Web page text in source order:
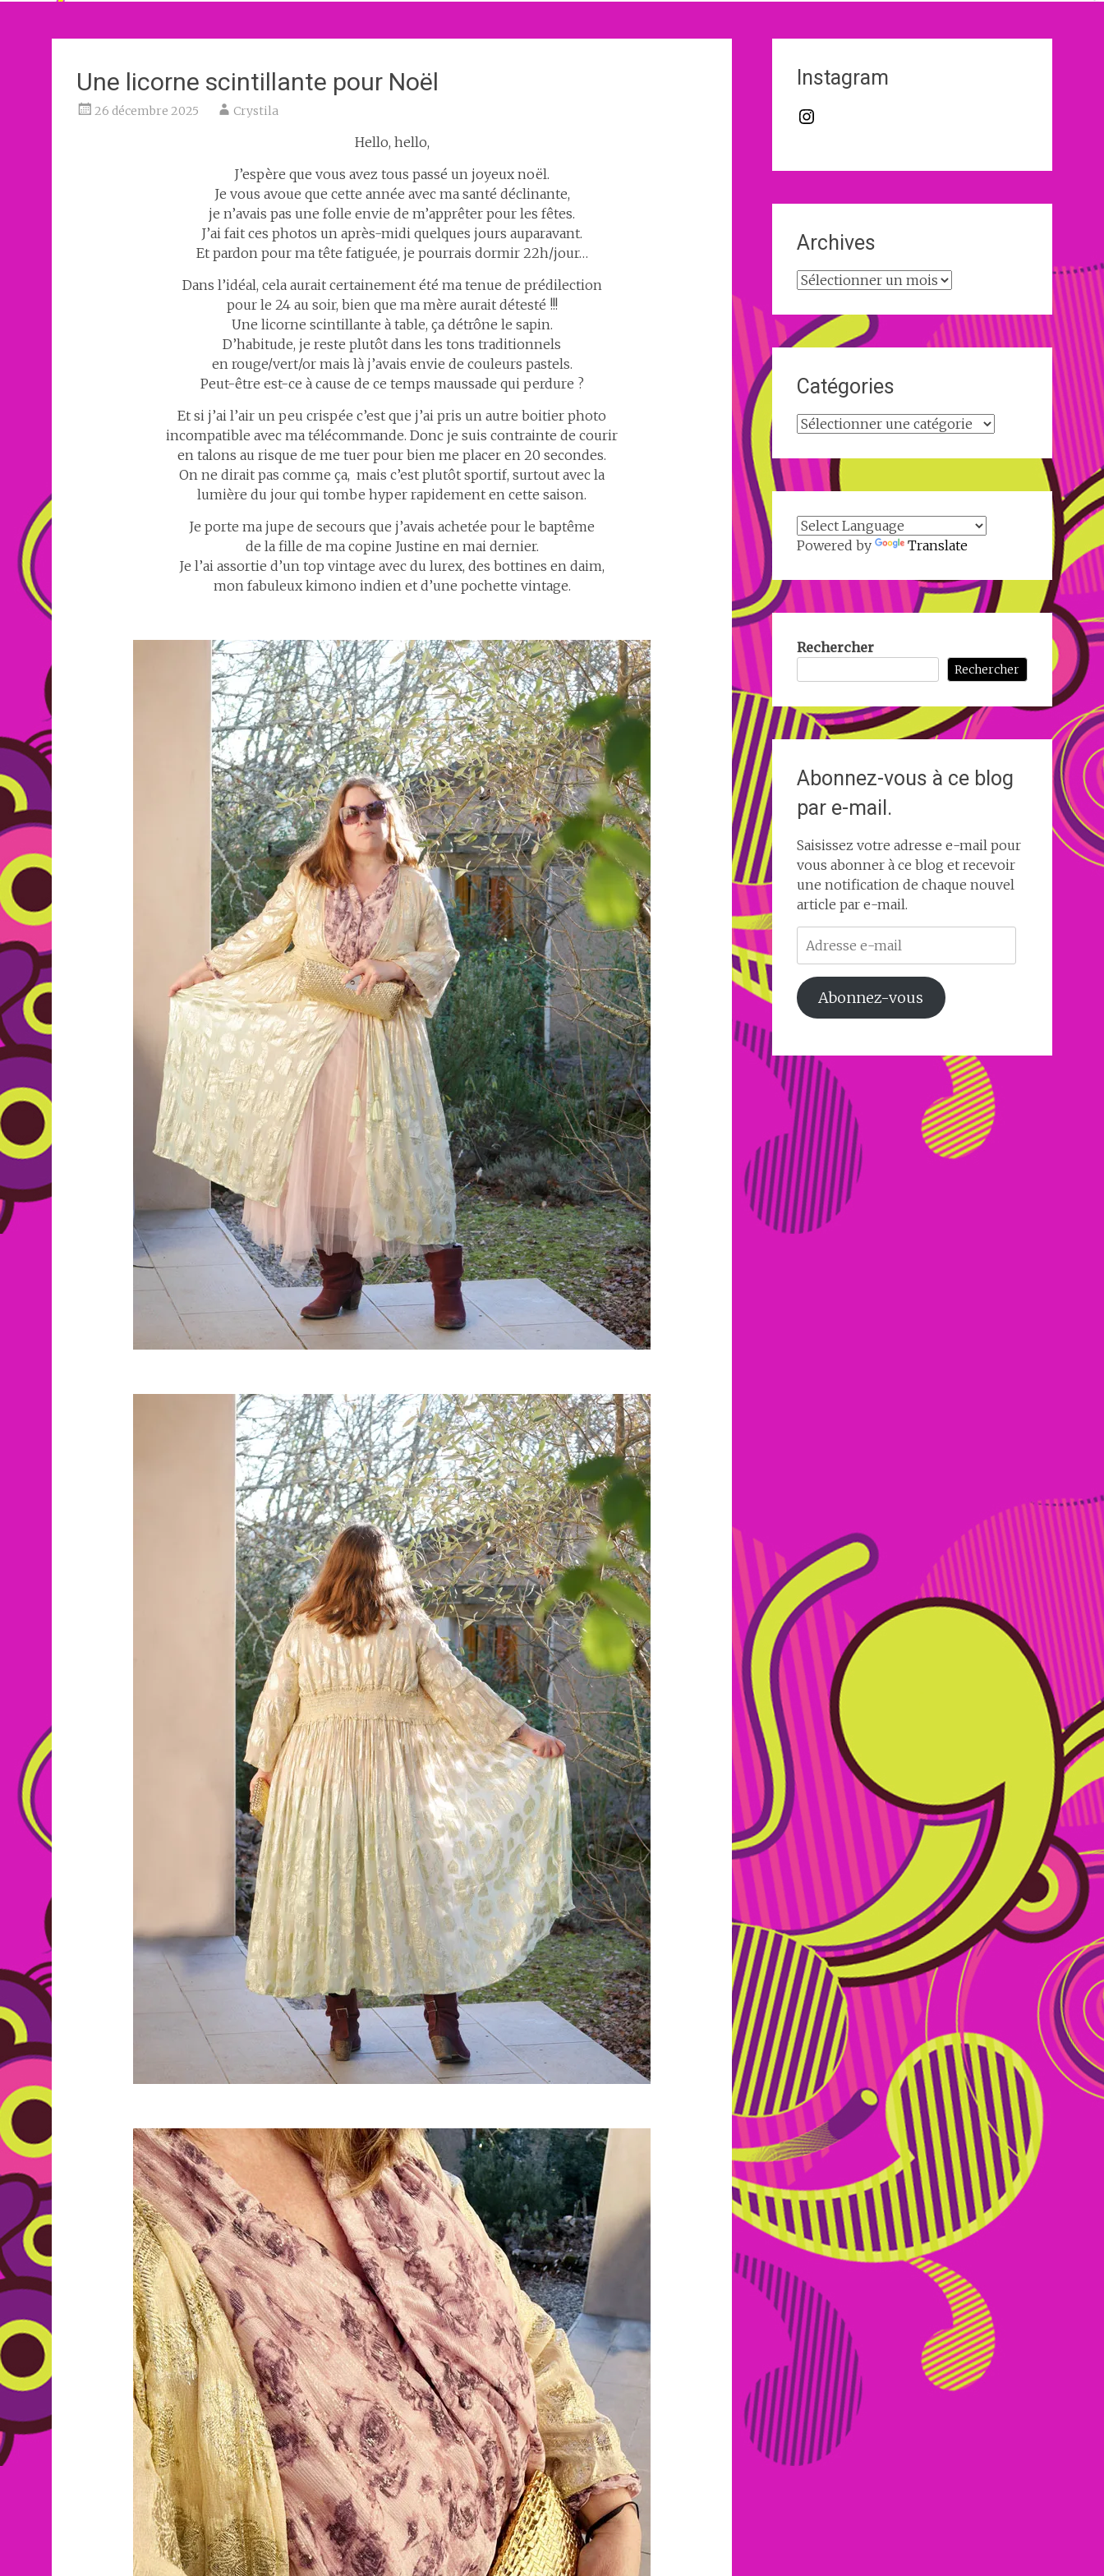
Une licorne scintillante pour Noël
26 décembre 2025 Crystila
Hello, hello,
J’espère que vous avez tous passé un joyeux noël.
Je vous avoue que cette année avec ma santé déclinante,
je n’avais pas une folle envie de m’apprêter pour les fêtes.
J’ai fait ces photos un après-midi quelques jours auparavant.
Et pardon pour ma tête fatiguée, je pourrais dormir 22h/jour…
Dans l’idéal, cela aurait certainement été ma tenue de prédilection
pour le 24 au soir, bien que ma mère aurait détesté !!!
Une licorne scintillante à table, ça détrône le sapin.
D’habitude, je reste plutôt dans les tons traditionnels
en rouge/vert/or mais là j’avais envie de couleurs pastels.
Peut-être est-ce à cause de ce temps maussade qui perdure ?
Et si j’ai l’air un peu crispée c’est que j’ai pris un autre boitier photo
incompatible avec ma télécommande. Donc je suis contrainte de courir
en talons au risque de me tuer pour bien me placer en 20 secondes.
On ne dirait pas comme ça, mais c’est plutôt sportif, surtout avec la
lumière du jour qui tombe hyper rapidement en cette saison.
Je porte ma jupe de secours que j’avais achetée pour le baptême
de la fille de ma copine Justine en mai dernier.
Je l’ai assortie d’un top vintage avec du lurex, des bottines en daim,
mon fabuleux kimono indien et d’une pochette vintage.
Instagram
Instagram
Archives
Archives
Catégories
Catégories
Powered by Translate
Rechercher
Rechercher
Abonnez-vous à ce blog
par e-mail.
Saisissez votre adresse e-mail pour
vous abonner à ce blog et recevoir
une notification de chaque nouvel
article par e-mail.
Adresse
e-
mail
Abonnez-vous